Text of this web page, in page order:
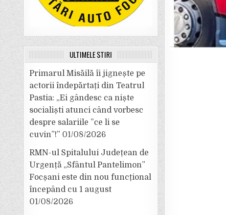
ULTIMELE ȘTIRI
Primarul Misăilă îi jignește pe
actorii îndepărtați din Teatrul
Pastia: „Ei gândesc ca niște
socialiști atunci când vorbesc
despre salariile ”ce li se
cuvin”!” 01/08/2026
RMN-ul Spitalului Județean de
Urgență „Sfântul Pantelimon”
Focșani este din nou funcțional
începând cu 1 august
01/08/2026